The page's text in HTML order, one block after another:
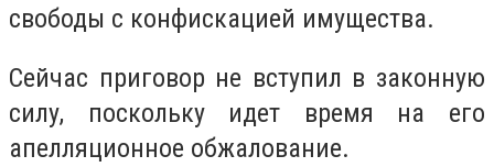
свободы с конфискацией имущества.
Сейчас приговор не вступил в законную
силу, поскольку идет время на его
апелляционное обжалование.